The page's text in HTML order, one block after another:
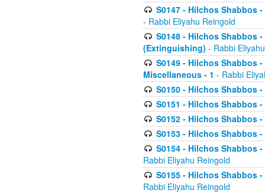
S0147 - Hilchos Shabbos
- Rabbi Eliyahu Reingold
S0148 - Hilchos Shabbos
(Extinguishing) - Rabbi
S0149 - Hilchos Shabbos
Miscellaneous - 1 - Rabbi
S0150 - Hilchos Shabbos
S0151 - Hilchos Shabbos
S0152 - Hilchos Shabbos
S0153 - Hilchos Shabbos
S0154 - Hilchos Shabbos
Rabbi Eliyahu Reingold
S0155 - Hilchos Shabbos
Rabbi Eliyahu Reingold